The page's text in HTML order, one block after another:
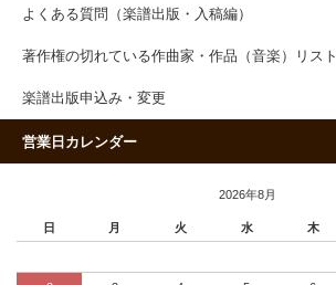
よくある質問（楽譜出版・入稿編）
著作権の切れている作曲家・作品（音楽）リスト
楽譜出版申込み・変更
営業日カレンダー
2026年8月
日 月 火 水 木